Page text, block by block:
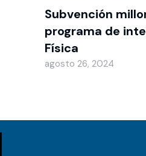
Subvención
programa de
Física
agosto 26, 2024